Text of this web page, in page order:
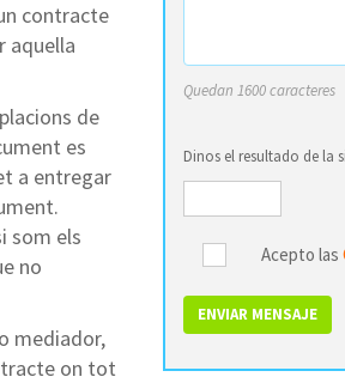
contracte
aquella
de
es
a entregar
som els
no
mediador,
on tot
Quedan 1600 caracteres
Dinos el resultado de la
Acepto las
ENVIAR MENSAJE